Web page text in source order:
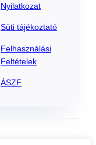
Nyilatkozat
Süti tájékoztató
Felhasználási
Feltételek
ÁSZF